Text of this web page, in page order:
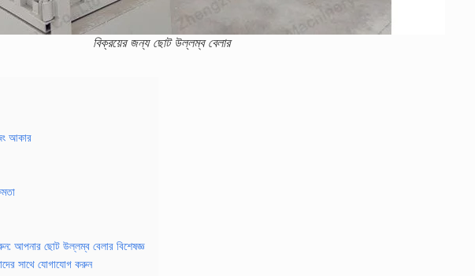
বিক্রয়ের জন্য ছোট উল্লম্ব বেলার
আকার
আপনার ছোট উল্লম্ব বেলার বিশেষজ্ঞ
সাথে যোগাযোগ করুন